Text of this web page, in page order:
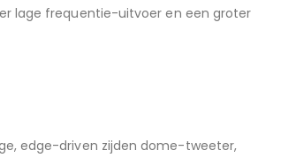
lage frequentie-uitvoer en een groter
edge-driven zijden dome-tweeter,